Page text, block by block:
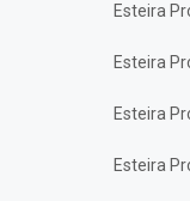
Esteira
Esteira
Esteira
Esteira